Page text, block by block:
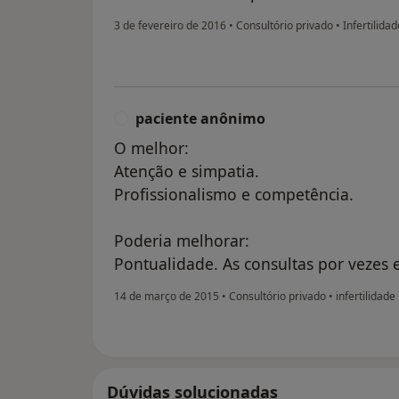
3 de fevereiro de 2016 • Consultório privado •
paciente anônimo
O melhor:
Atenção e simpatia.
Profissionalismo e competência.
Poderia melhorar:
Pontualidade. As consultas por vezes
14 de março de 2015 • Consultório privado • infertilidade
Dúvidas solucionadas